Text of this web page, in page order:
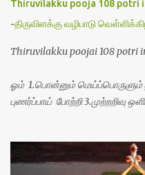
Thiruvilakku pooja 108 potri
-திருவிளக்கு வழிபாடு
Thiruvilakku poojai 108
ஓம் 1.பொன்னும் மெய்ப்பொருளும்
புணர்ப்பாய் போற்றி 3.முற்றறிவு
8.பிறர்வயமாகா பெரியோய் போற்றி
போற்றி 10.பேரருட்கடலாம் பேரரு...